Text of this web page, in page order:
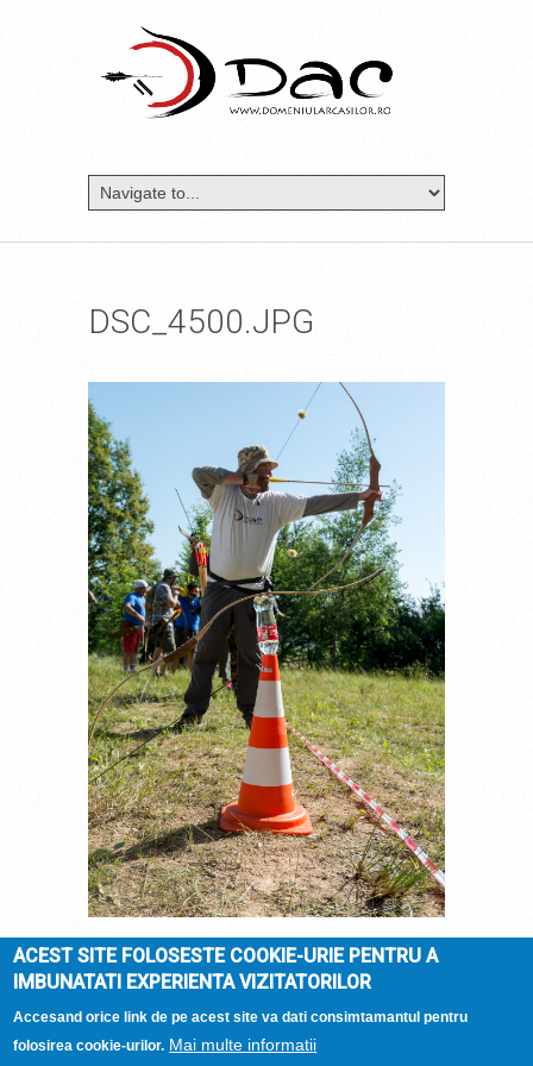
DSC_4500.JPG
DOMENIUL ARCASILOR© 2026 |Termeni si
conditii| Hosted by
ACEST SITE FOLOSESTE COOKIE-URIE PENTRU A
IMBUNATATI EXPERIENTA VIZITATORILOR
Accesand orice link de pe acest site va dati consimtamantul pentru
folosirea cookie-urilor. Mai multe informatii